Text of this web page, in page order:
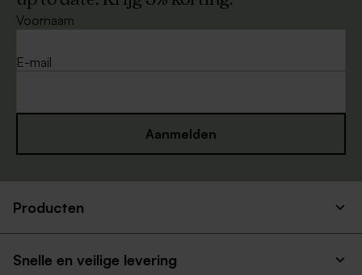
Voornaam
E-mail
Aanmelden
Producten
Snelle en veilige levering